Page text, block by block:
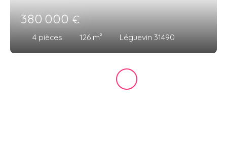
380 000€
4 pièces 126 m² Léguevin 31490